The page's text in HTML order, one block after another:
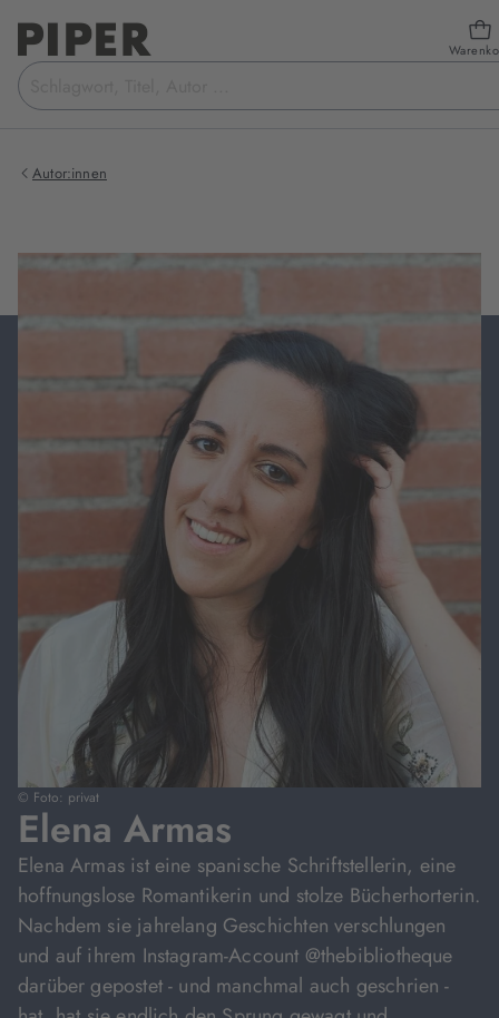
Suchbegriff
eingeben
Autor:innen
© Foto: privat
Elena Armas
Elena Armas ist eine spanische Schriftstellerin, eine
hoffnungslose Romantikerin und stolze Bücherhorterin.
Nachdem sie jahrelang Geschichten verschlungen
und auf ihrem Instagram-Account @thebibliotheque
darüber gepostet - und manchmal auch geschrien -